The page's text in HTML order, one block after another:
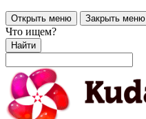
Открыть меню Закрыть меню
Что ищем?
Найти